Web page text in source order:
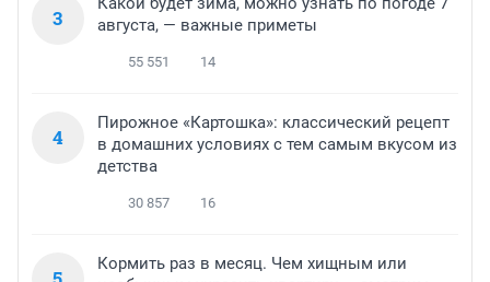
3
августа, — важные приметы
55 551 14
4
Пирожное «Картошка»: классический рецепт
в домашних условиях с тем самым вкусом из
детства
30 857 16
Кормить раз в месяц. Чем хищным или